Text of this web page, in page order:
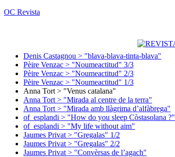
OC Revista
Denis Castagnou > "blava-blava-tinta-blava"
Pèire Venzac > "Noumeactitud" 3/3
Pèire Venzac > "Noumeactitud" 2/3
Pèire Venzac > "Noumeactitud" 1/3
Anna Tort > "Venus catalana"
Anna Tort > "Mirada al centre de la terra"
Anna Tort > "Mirada amb llàgrima d’alfàbrega"
of_esplandi > "How do you sleep Còstasolana ?"
of_esplandi > "My life without aim"
Jaumes Privat > "Gregalas" 1/2
Jaumes Privat > "Gregalas" 2/2
Jaumes Privat > "Convèrsas de l’agach"